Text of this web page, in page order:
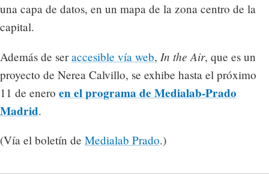
una capa de datos, en un mapa de la zona centro de la
capital.
Además de seraccesible vía web, In the Air, que es un
proyecto de Nerea Calvillo, se exhibe hasta el próximo
11 de enero en el programa de Medialab-Prado
Madrid.
(Vía el boletín de Medialab Prado.)